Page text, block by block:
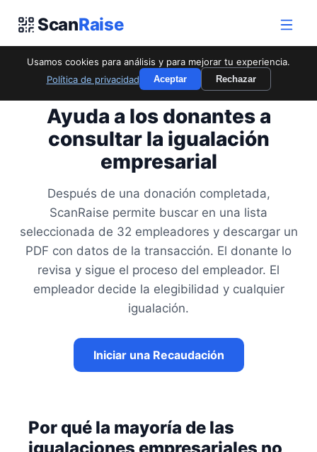
ScanRaise
Usamos cookies para análisis y para mejorar tu experiencia.
Política de privacidad
Aceptar
Rechazar
PARA IGUALACIÓN EMPRESARIAL
Ayuda a los donantes a
consultar la igualación
empresarial
Después de una donación completada,
ScanRaise permite buscar en una lista
seleccionada de 32 empleadores y descargar un
PDF con datos de la transacción. El donante lo
revisa y sigue el proceso del empleador. El
empleador decide la elegibilidad y cualquier
igualación.
Iniciar una Recaudación
Por qué la mayoría de las